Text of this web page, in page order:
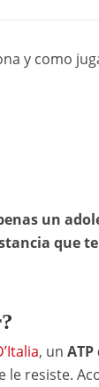
y como
un
que
, un
le resiste.